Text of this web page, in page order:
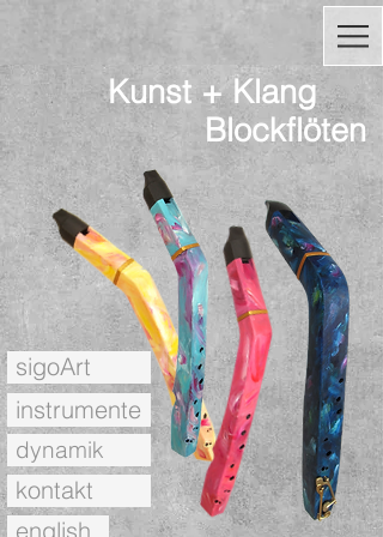
Blockflöten
Kunst + Klang
sigoArt
instrumente
dynamik
kontakt
english